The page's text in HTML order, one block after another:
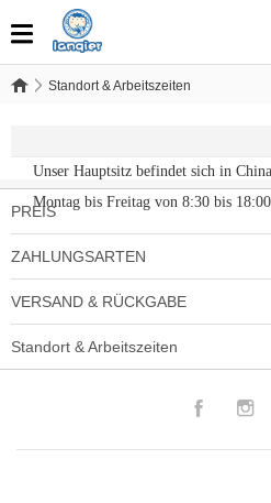
Standort & Arbeitszeiten
Unser Hauptsitz befindet sich in
Montag bis Freitag von 8:30 bis
PREIS
ZAHLUNGSARTEN
VERSAND & RÜCKGABE
Standort & Arbeitszeiten